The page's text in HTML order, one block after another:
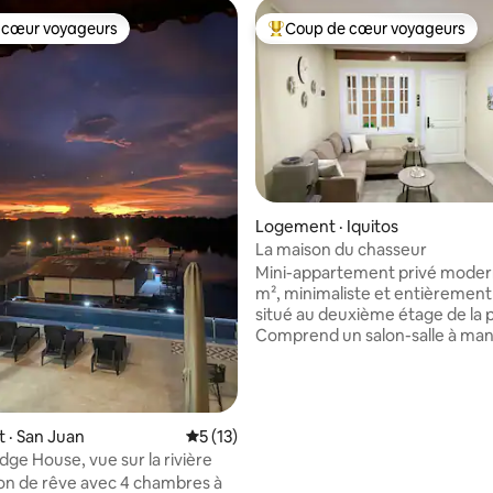
sur 5, 9 commentaires
cœur voyageurs
voyageurs
San Juan Note moyenne de 5 sur 5, 13
5 (13)
House, vue sur la rivière
de rêve avec 4 chambres à
Coup de cœur voyageurs
Coup de cœur voyageurs
Logement · Iquitos
La maison du chasseur
Mini-appartement privé
m², minimaliste et
situé au deuxième étage de la
Comprend un salon-salle à